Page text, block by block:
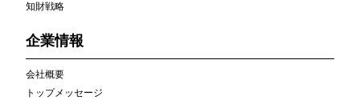
知財戦略
企業情報
会社概要
トップメッセージ